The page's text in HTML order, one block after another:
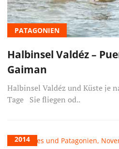
PATAGONIEN
Halbinsel Valdéz –
Gaiman
Halbinsel Valdéz und Küste je
Tage Sie fliegen od..
2014